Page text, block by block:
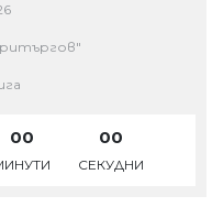
00 00
СЕКУДНИ